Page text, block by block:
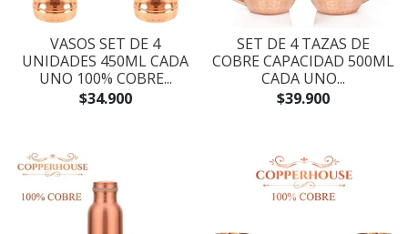
VASOS SET DE 4
UNIDADES 450ML CADA
UNO 100% COBRE...
$34.900
SET DE 4 TAZAS DE
COBRE CAPACIDAD 500ML
CADA UNO...
$39.900